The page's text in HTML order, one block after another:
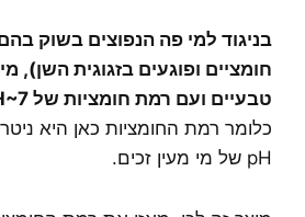
טבעיים ועם רמת חומציות של pH~7,
כלומר רמת החומציות כאן היא
pH של מי מעין זכים.